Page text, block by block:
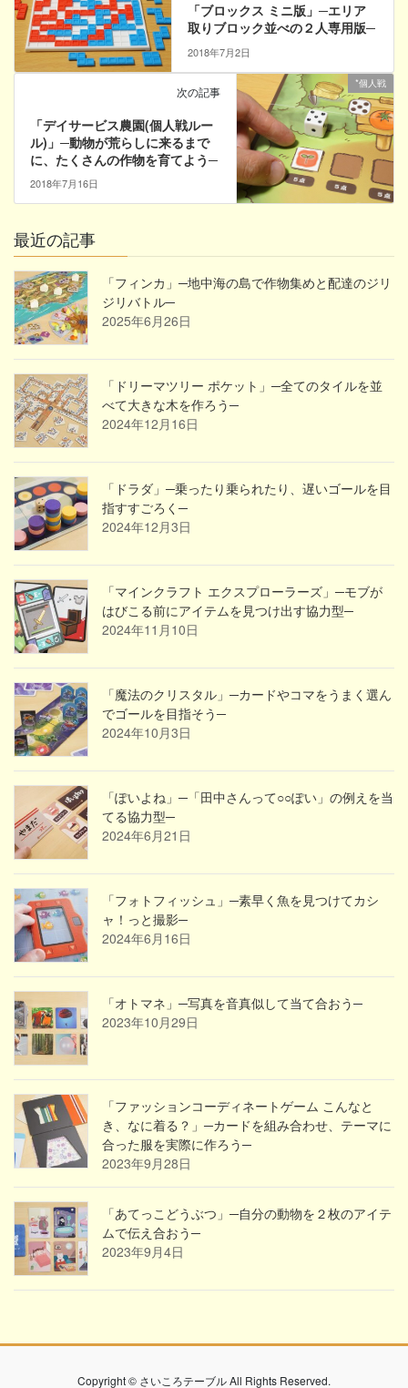
「ブロックス ミニ版」─エリア
取りブロック並べの２人専用版─
2018年7月2日
*個人戦
次の記事
「デイサービス農園(個人戦ルー
ル)」─動物が荒らしに来るまで
に、たくさんの作物を育てよう─
2018年7月16日
最近の記事
「フィンカ」─地中海の島で作物集めと配達のジリ
ジリバトル─
2025年6月26日
「ドリーマツリー ポケット」─全てのタイルを並
べて大きな木を作ろう─
2024年12月16日
「ドラダ」─乗ったり乗られたり、遅いゴールを目
指すすごろく─
2024年12月3日
「マインクラフト エクスプローラーズ」─モブが
はびこる前にアイテムを見つけ出す協力型─
2024年11月10日
「魔法のクリスタル」─カードやコマをうまく選ん
でゴールを目指そう─
2024年10月3日
「ぽいよね」─「田中さんって○○ぽい」の例えを当
てる協力型─
2024年6月21日
「フォトフィッシュ」─素早く魚を見つけてカシ
ャ！っと撮影─
2024年6月16日
「オトマネ」─写真を音真似して当て合おう─
2023年10月29日
「ファッションコーディネートゲーム こんなと
き、なに着る？」─カードを組み合わせ、テーマに
合った服を実際に作ろう─
2023年9月28日
「あてっこどうぶつ」─自分の動物を２枚のアイテ
ムで伝え合おう─
2023年9月4日
Copyright © さいころテーブル All Rights Reserved.